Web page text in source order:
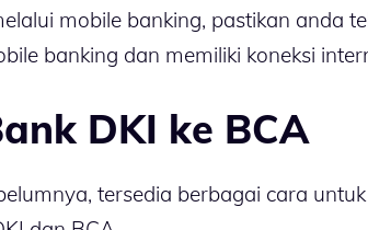
mobile banking, pastikan anda
banking dan memiliki koneksi
DKI ke BCA
tersedia berbagai cara